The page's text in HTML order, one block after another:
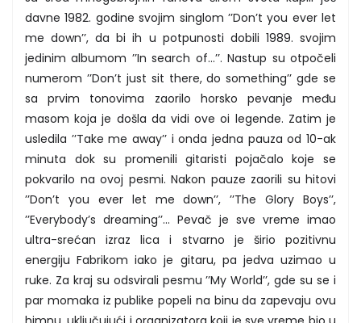
davne 1982. godine svojim singlom ’’Don’t you ever let
me down’’, da bi ih u potpunosti dobili 1989. svojim
jedinim albumom ’’In search of...’’. Nastup su otpočeli
numerom ’’Don’t just sit there, do something’’ gde se
sa prvim tonovima zaorilo horsko pevanje među
masom koja je došla da vidi ove oi legende. Zatim je
usledila ’’Take me away’’ i onda jedna pauza od 10-ak
minuta dok su promenili gitaristi pojačalo koje se
pokvarilo na ovoj pesmi. Nakon pauze zaorili su hitovi
’’Don’t you ever let me down’’, ’’The Glory Boys’’,
’’Everybody’s dreaming’’... Pevač je sve vreme imao
ultra-srećan izraz lica i stvarno je širio pozitivnu
energiju Fabrikom iako je gitaru, pa jedva uzimao u
ruke. Za kraj su odsvirali pesmu ’’My World’’, gde su se i
par momaka iz publike popeli na binu da zapevaju ovu